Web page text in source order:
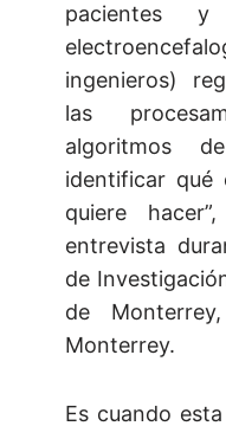
pacientes
ingenieros)
las
algoritmos
identificar qué
quiere
entrevista
de
de
Monterrey.
Es cuando